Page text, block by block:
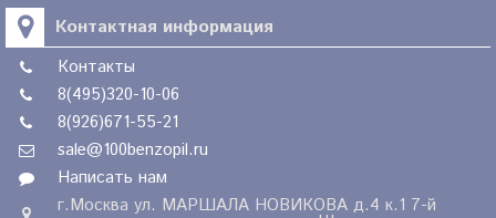
Контактная информация
Контакты
8(495)320-10-06
8(926)671-55-21
sale@100benzopil.ru
Написать нам
г.Москва ул. МАРШАЛА НОВИКОВА д.4 к.1 7-й